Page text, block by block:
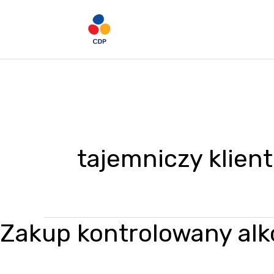
tajemniczy
Zakup kontrolowany
Zakup
kontrolowany